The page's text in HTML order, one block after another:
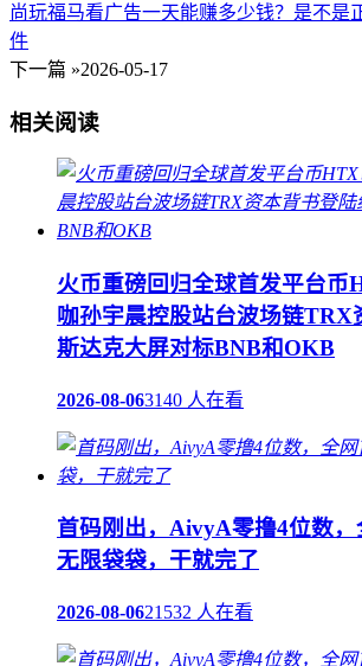
尚玩福马看广告一天能赚多少钱？是不是
件
下一篇 »2026-05-17
相关阅读
火币重磅回归全球首发平台币
咖孙宇晨控股站台波场链TRX
斯达克大屏对标BNB和OKB
2026-08-063140 人在看
首码刚出，AivyA零撸4位数
无限袋袋，干就完了
2026-08-0621532 人在看